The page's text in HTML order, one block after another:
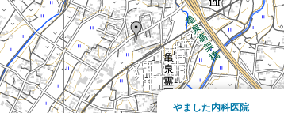
やました内科医院